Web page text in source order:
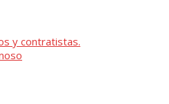
y contratistas.